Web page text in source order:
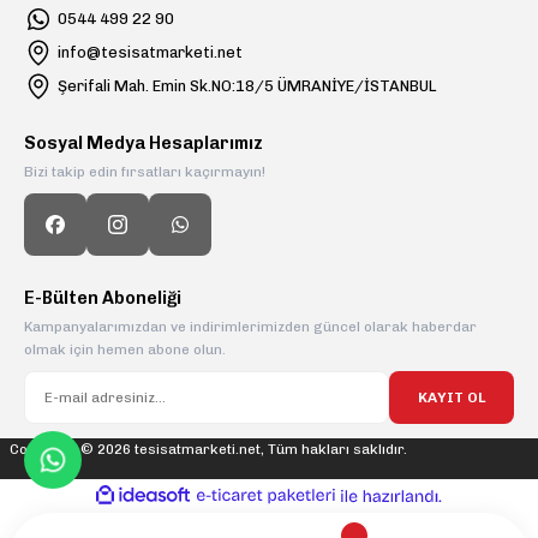
0544 499 22 90
info@tesisatmarketi.net
Şerifali Mah. Emin Sk.NO:18/5 ÜMRANİYE/İSTANBUL
Sosyal Medya Hesaplarımız
Bizi takip edin fırsatları kaçırmayın!
E-Bülten Aboneliği
Kampanyalarımızdan ve indirimlerimizden güncel olarak haberdar
olmak için hemen abone olun.
KAYIT OL
Copyright © 2026 tesisatmarketi.net, Tüm hakları saklıdır.
ideasoft
e-
paketleri